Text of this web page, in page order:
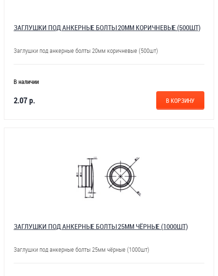
ЗАГЛУШКИ ПОД АНКЕРНЫЕ БОЛТЫ 20ММ КОРИЧНЕВЫЕ (500ШТ)
Заглушки под анкерные болты 20мм коричневые (500шт)
В наличии
2.07 р. В КОРЗИНУ
ЗАГЛУШКИ ПОД АНКЕРНЫЕ БОЛТЫ 25ММ ЧЁРНЫЕ (1000ШТ)
Заглушки под анкерные болты 25мм чёрные (1000шт)